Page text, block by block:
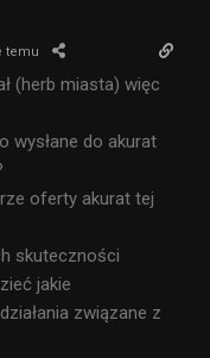
temu
(herb miasta) więc
wysłane do akurat
oferty akurat tej
skuteczności
jakie
związane z